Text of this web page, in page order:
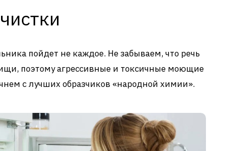
пойдет не каждое. Не забываем, что речь
поэтому агрессивные и токсичные моющие
с лучших образчиков «народной химии».